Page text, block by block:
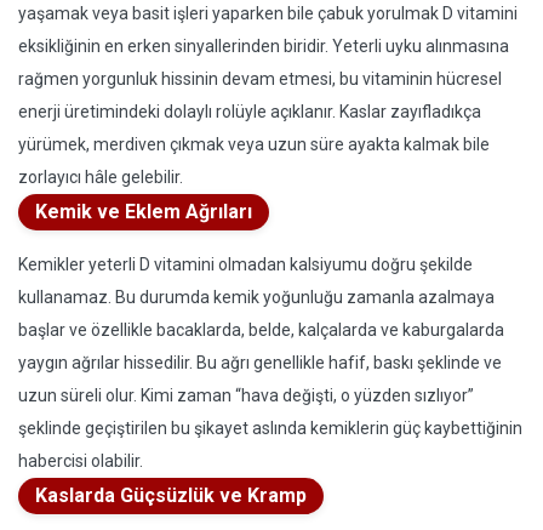
yaşamak veya basit işleri yaparken bile çabuk yorulmak D vitamini
eksikliğinin en erken sinyallerinden biridir. Yeterli uyku alınmasına
rağmen yorgunluk hissinin devam etmesi, bu vitaminin hücresel
enerji üretimindeki dolaylı rolüyle açıklanır. Kaslar zayıfladıkça
yürümek, merdiven çıkmak veya uzun süre ayakta kalmak bile
zorlayıcı hâle gelebilir.
Kemik ve Eklem Ağrıları
Kemikler yeterli D vitamini olmadan kalsiyumu doğru şekilde
kullanamaz. Bu durumda kemik yoğunluğu zamanla azalmaya
başlar ve özellikle bacaklarda, belde, kalçalarda ve kaburgalarda
yaygın ağrılar hissedilir. Bu ağrı genellikle hafif, baskı şeklinde ve
uzun süreli olur. Kimi zaman “hava değişti, o yüzden sızlıyor”
şeklinde geçiştirilen bu şikayet aslında kemiklerin güç kaybettiğinin
habercisi olabilir.
Kaslarda Güçsüzlük ve Kramp